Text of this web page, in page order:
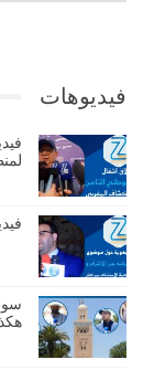
فيديوهات